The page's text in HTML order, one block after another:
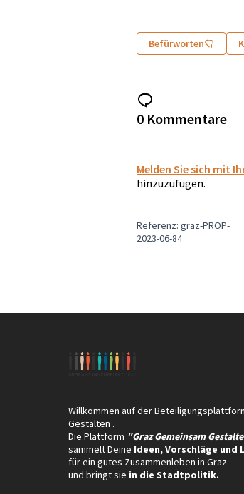
Befürworten
0 Kommentare
Melden Sie sich mit
hinzuzufügen.
Referenz: graz-PROP-
2023-06-84
Willkommen auf der
Gestalten .
Die Plattform "Graz Gemeinsam
sammelt Deine Ideen, Vorschläge und
für ein gutes Zusammenleben in Graz
und bringt sie in die Stadtpolitik.